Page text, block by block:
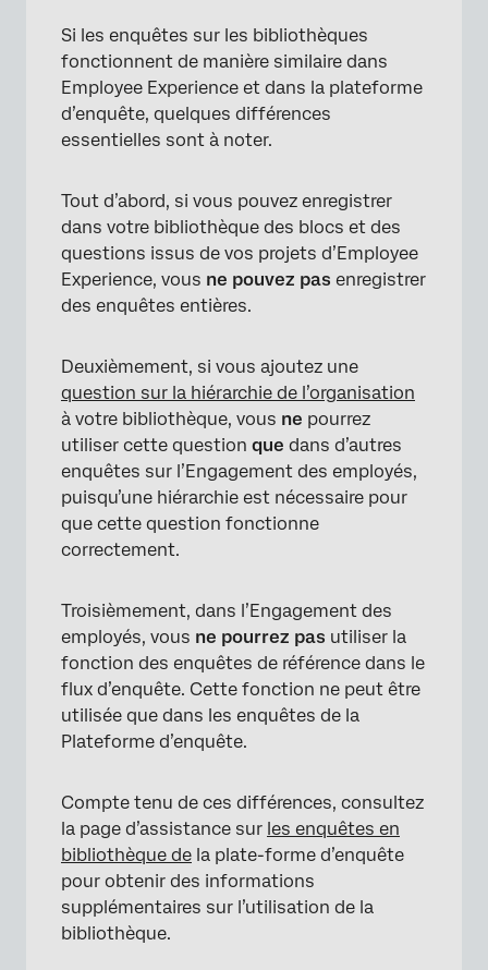
Si les enquêtes sur les bibliothèques
fonctionnent de manière similaire dans
Employee Experience et dans la plateforme
d’enquête, quelques différences
essentielles sont à noter.
Tout d’abord, si vous pouvez enregistrer
dans votre bibliothèque des blocs et des
questions issus de vos projets d’Employee
Experience, vous ne pouvez pas enregistrer
des enquêtes entières.
Deuxièmement, si vous ajoutez une
question sur la hiérarchie de l’organisation
à votre bibliothèque, vous ne pourrez
utiliser cette question que dans d’autres
enquêtes sur l’Engagement des employés,
puisqu’une hiérarchie est nécessaire pour
que cette question fonctionne
correctement.
Troisièmement, dans l’Engagement des
employés, vous ne pourrez pas utiliser la
fonction des enquêtes de référence dans le
flux d’enquête. Cette fonction ne peut être
utilisée que dans les enquêtes de la
Plateforme d’enquête.
Compte tenu de ces différences, consultez
la page d’assistance sur les enquêtes en
bibliothèque de la plate-forme d’enquête
pour obtenir des informations
supplémentaires sur l’utilisation de la
bibliothèque.